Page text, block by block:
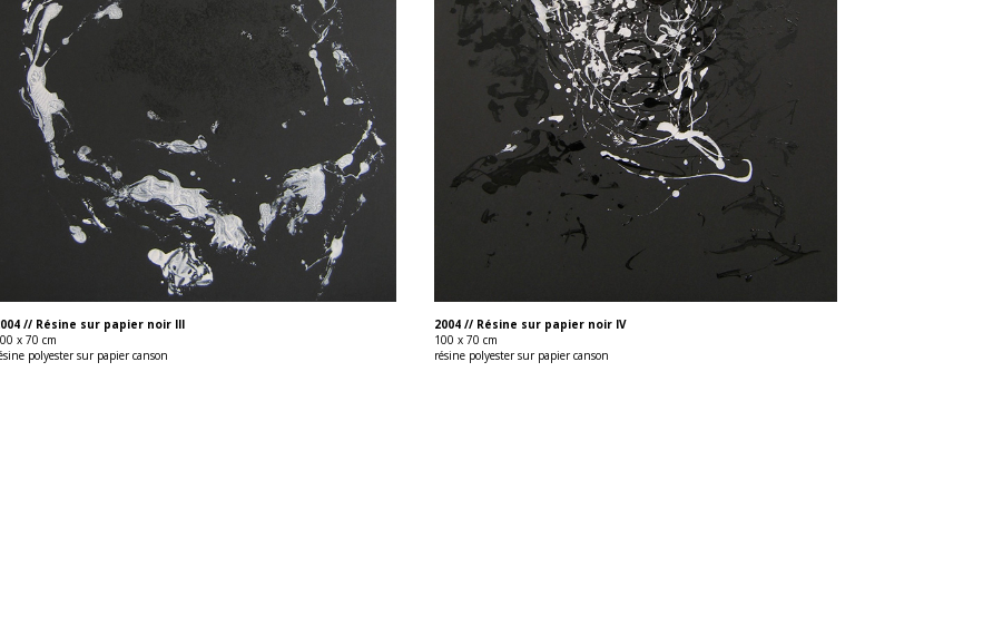
// Résine sur papier noir III
x 70 cm
polyester sur papier canson
2004 // Résine sur papier noir IV
100 x 70 cm
résine polyester sur papier canson